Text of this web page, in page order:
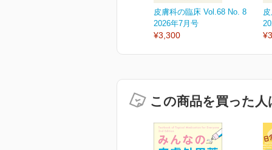
皮膚科の臨床 Vol.68 No. 8
2026年7月号
¥3,300
この商品を買った